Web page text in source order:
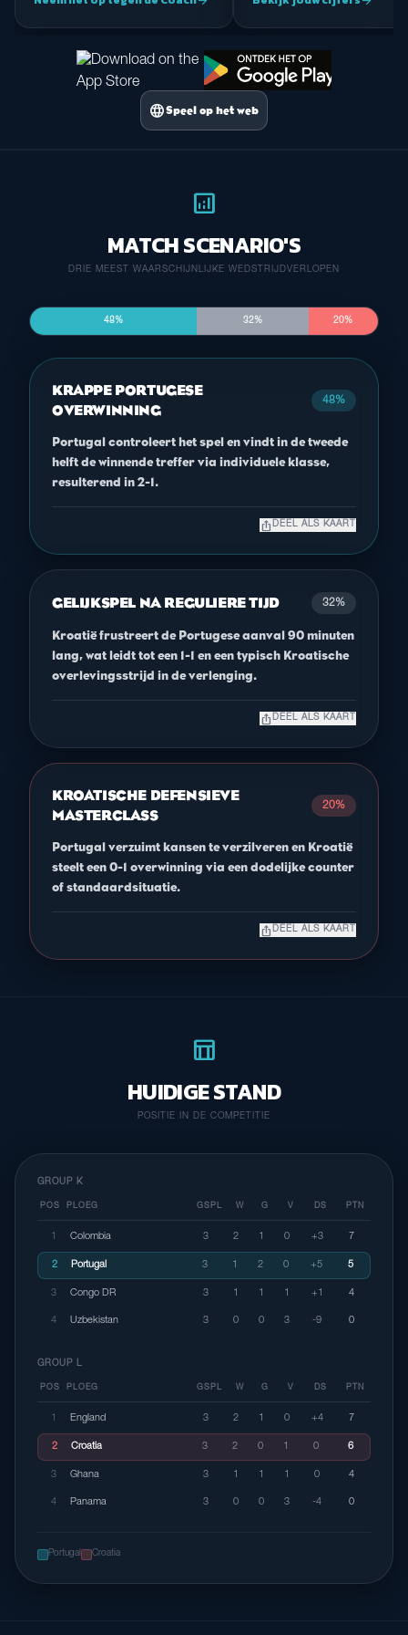
languageSpeel op het web
analytics
MATCH SCENARIO'S
DRIE MEEST WAARSCHIJNLIJKE WEDSTRIJDVERLOPEN
48% 32% 20%
KRAPPE PORTUGESE
OVERWINNING
48%
Portugal controleert het spel en vindt in de tweede
helft de winnende treffer via individuele klasse,
resulterend in 2-1.
ios_share DEEL ALS KAART
GELIJKSPEL NA REGULIERE TIJD 32%
Kroatië frustreert de Portugese aanval 90 minuten
lang, wat leidt tot een 1-1 en een typisch Kroatische
overlevingsstrijd in de verlenging.
ios_share DEEL ALS KAART
KROATISCHE DEFENSIEVE
MASTERCLASS
20%
Portugal verzuimt kansen te verzilveren en Kroatië
steelt een 0-1 overwinning via een dodelijke counter
of standaardsituatie.
ios_share DEEL ALS KAART
table_chart
HUIDIGE STAND
POSITIE IN DE COMPETITIE
GROUP K
POS PLOEG GSPL W G V DS PTN
1 Colombia 3 2 1 0 +3 7
2 Portugal 3 1 2 0 +5 5
3 Congo DR 3 1 1 1 +1 4
4 Uzbekistan 3 0 0 3 -9 0
GROUP L
POS PLOEG GSPL W G V DS PTN
1 England 3 2 1 0 +4 7
2 Croatia 3 2 0 1 0 6
3 Ghana 3 1 1 1 0 4
4 Panama 3 0 0 3 -4 0
Portugal Croatia